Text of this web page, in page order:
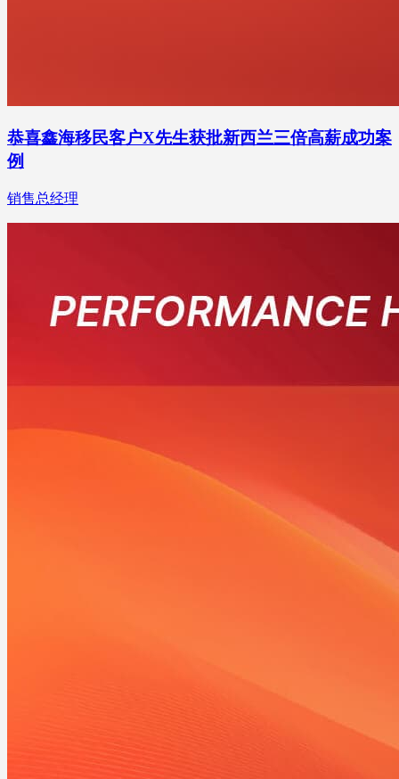
恭喜鑫海移民客户X先生获批新西兰三倍高薪成功案
例
销售总经理